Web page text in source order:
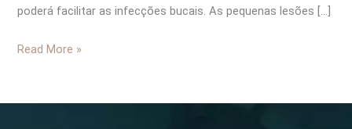
poderá facilitar as infecções bucais. As pequenas lesões […]
Read More »